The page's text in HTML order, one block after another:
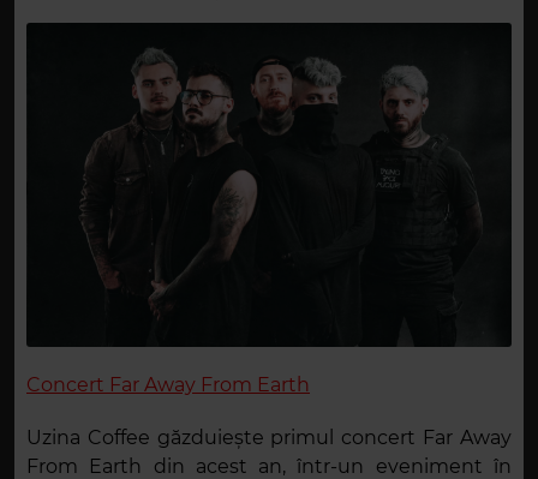
Concert Far Away From Earth
Uzina Coffee găzduiește primul concert Far Away
From Earth din acest an, într-un eveniment în